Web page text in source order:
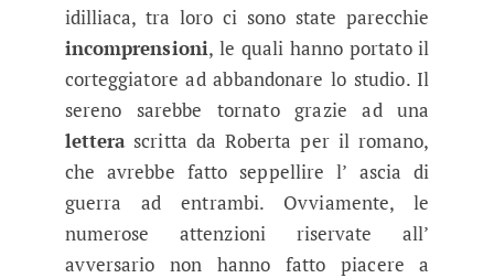
idilliaca, tra loro ci sono state parecchie
incomprensioni, le quali hanno portato il
corteggiatore ad abbandonare lo studio. Il
sereno sarebbe tornato grazie ad una
letterascritta da Roberta per il romano,
che avrebbe fatto seppellire l’ ascia di
guerra ad entrambi. Ovviamente, le
numerose attenzioni riservate all’
avversario non hanno fatto piacere a